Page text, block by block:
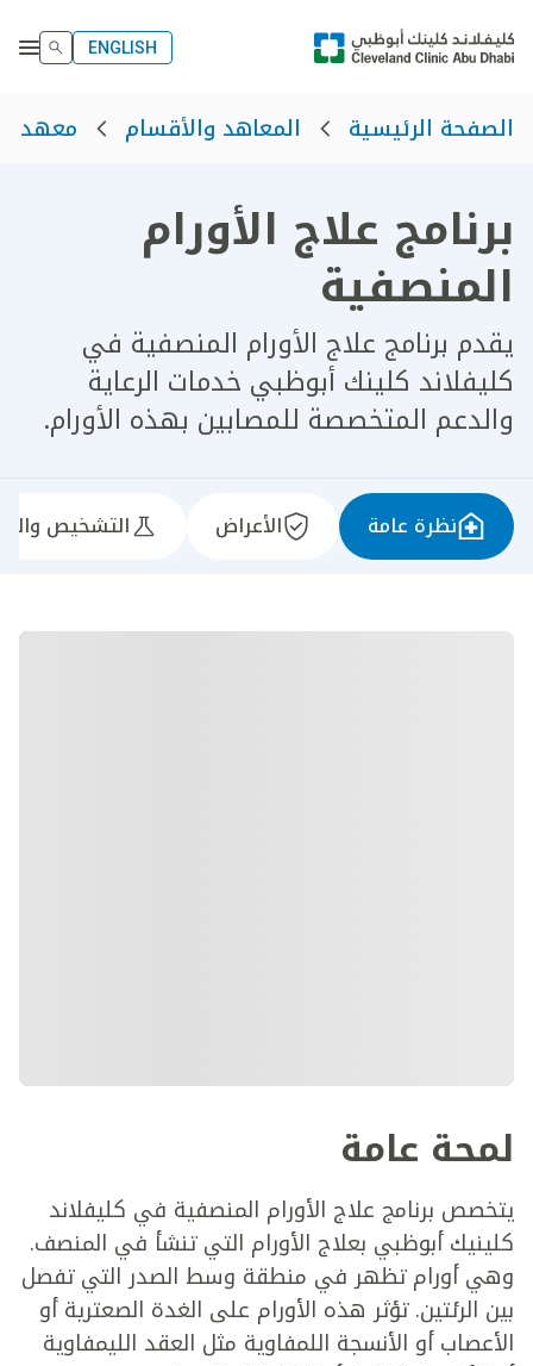
ENGLISH
الصفحة الرئيسية المعاهد والأقسام معهد
برنامج علاج الأورام
المنصفية
يقدم برنامج علاج الأورام المنصفية في
كليفلاند كلينك أبوظبي خدمات الرعاية
والدعم المتخصصة للمصابين بهذه الأورام.
نظرة عامة الأعراض التشخيص
لمحة عامة
يتخصص برنامج علاج الأورام المنصفية في كليفلاند
كلينيك أبوظبي بعلاج الأورام التي تنشأ في المنصف.
وهي أورام تظهر في منطقة وسط الصدر التي تفصل
بين الرئتين. تؤثر هذه الأورام على الغدة الصعترية أو
الأعصاب أو الأنسجة اللمفاوية مثل العقد الليمفاوية